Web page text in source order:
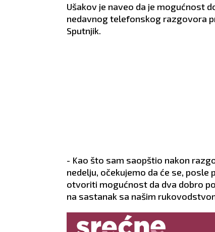
Ušakov je naveo da je mogućnost
nedavnog telefonskog razgovora
Sputnjik.
- Kao što sam saopštio nakon
nedelju, očekujemo da će se,
otvoriti mogućnost da dva dobro
na sastanak sa našim